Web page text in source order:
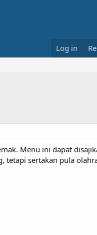
Log in
Menu ini dapat
sertakan pula